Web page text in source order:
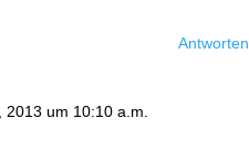
Antworten
2013 um 10:10 a.m.